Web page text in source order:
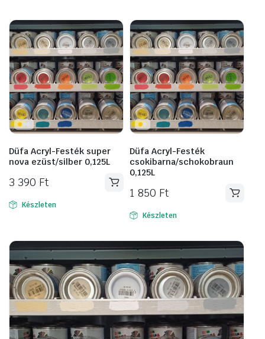
340 Ft.
490 Ft.
Düfa Acryl-Festék super
nova ezüst/silber 0,125L
3 390 Ft
Készleten
Düfa Acryl-Festék
csokibarna/schokobraun
0,125L
1 850 Ft
Készleten